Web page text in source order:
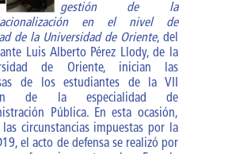
Especialidades
Especialidad AP
Especialidad DGE
Cursos y Entrenamientos
Investigaciones
Impacto de la superación de
gestión de la
en el nivel de
de la Universidad de Oriente, del
Luis Alberto Pérez Llody, de la
de Oriente, inician las
de los estudiantes de la VII
de la especialidad de
Pública. En esta ocasión,
las circunstancias impuestas por la
el acto de defensa se realizó por